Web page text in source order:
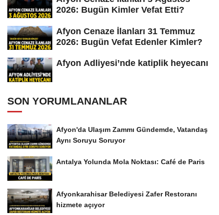
2026: Bugün Kimler Vefat Etti?
Afyon Cenaze İlanları 31 Temmuz
2026: Bugün Vefat Edenler Kimler?
Afyon Adliyesi’nde katiplik heyecanı
SON YORUMLANANLAR
Afyon'da Ulaşım Zammı Gündemde, Vatandaş
Aynı Soruyu Soruyor
Antalya Yolunda Mola Noktası: Café de Paris
Afyonkarahisar Belediyesi Zafer Restoranı
hizmete açıyor